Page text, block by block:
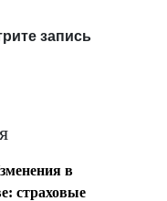
запись
в
страховые